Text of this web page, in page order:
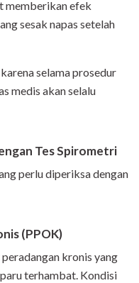
memberikan efek
sesak napas setelah
selama prosedur
medis akan selalu
Tes Spirometri
perlu diperiksa dengan
(PPOK)
kronis yang
terhambat. Kondisi